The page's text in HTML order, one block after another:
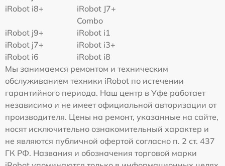
iRobot i8+
iRobot J7+
Combo
iRobot j9+
iRobot i1
iRobot j7+
iRobot i3+
iRobot i6
iRobot i8
Мы занимаемся ремонтом и техническим
обслуживанием техники iRobot по истечении
гарантийного периода. Наш центр в Уфе работает
независимо и не имеет официальной авторизации от
производителя. Цены на ремонт, указанные на сайте,
носят исключительно ознакомительный характер и
не являются публичной офертой согласно п. 2 ст. 437
ГК РФ. Названия и обозначения торговой марки